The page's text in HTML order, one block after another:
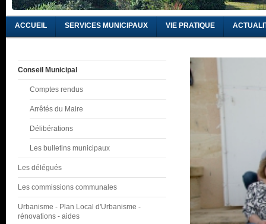
ACCUEIL SERVICES MUNICIPAUX VIE PRATIQUE
Conseil Municipal
Comptes rendus
Arrêtés du Maire
Délibérations
Les bulletins municipaux
Les délégués
Les commissions communales
Urbanisme - Plan Local d'Urbanisme -
rénovations - aides